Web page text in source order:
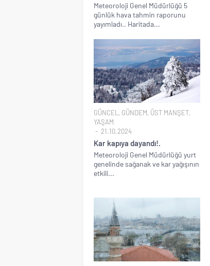
Meteoroloji Genel Müdürlüğü 5
günlük hava tahmin raporunu
yayımladı.. Haritada...
GÜNCEL , GÜNDEM, ÜST MANŞET,
YAŞAM
21.10.2024
Kar kapıya dayandı!.
Meteoroloji Genel Müdürlüğü yurt
genelinde sağanak ve kar yağışının
etkili...